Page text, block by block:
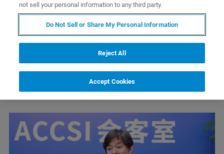
研究院携手，将高场核磁技术引入煤制烯烃材
料表征场景，不仅打响了布鲁克磁共振进军产
业端的关键一枪，也实现了布鲁克磁共振入华
30余年来首次与产业用户共建联合实验室的重
not sell your personal information to any third party.
Do Not Sell or Share My Personal Information
Reject All
Accept Cookies